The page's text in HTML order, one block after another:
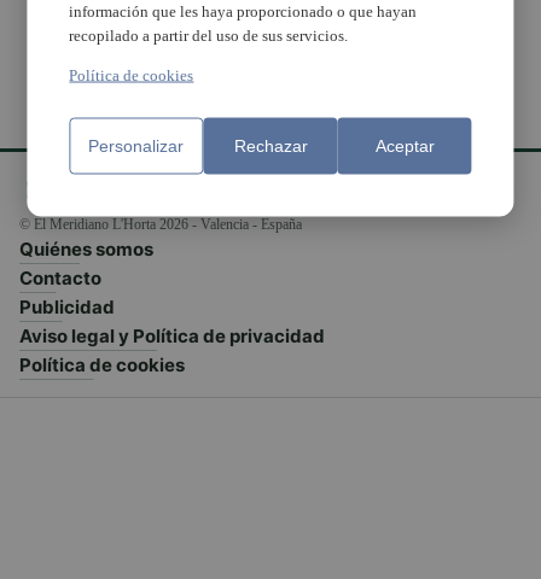
© El Meridiano L'Horta 2026 - Valencia - España
Quiénes somos
Contacto
Publicidad
Aviso legal y Política de privacidad
Política de cookies
información que les haya proporcionado o que hayan
recopilado a partir del uso de sus servicios.
Política de cookies
Personalizar Rechazar Aceptar